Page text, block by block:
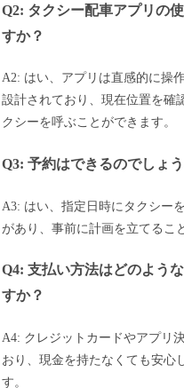
Q2: タクシー配車アプリの
すか？
A2: はい、アプリは直感的に操
設計されており、現在位置を確
クシーを呼ぶことができます。
Q3: 予約はできるのでしょ
A3: はい、指定日時にタクシー
があり、事前に計画を立てるこ
Q4: 支払い方法はどのよう
すか？
A4: クレジットカードやアプリ
おり、現金を持たなくても安心
す。